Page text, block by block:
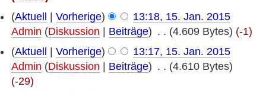
(Aktuell | Vorherige)
13:18, 15. Jan. 2015
Admin (Diskussion | Beiträge) . . (4.609 Bytes) (-1)
(Aktuell | Vorherige)
13:17, 15. Jan. 2015
Admin (Diskussion | Beiträge) . . (4.610 Bytes)
(-29)